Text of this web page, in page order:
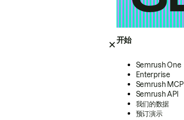
开始
Semrush One
Enterprise
Semrush MCP
Semrush API
我们的数据
预订演示